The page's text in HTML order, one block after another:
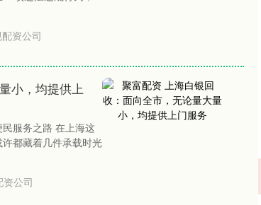
资公司
小，均提供上
服务之路 在上海这
都藏着几件承载时光
资公司